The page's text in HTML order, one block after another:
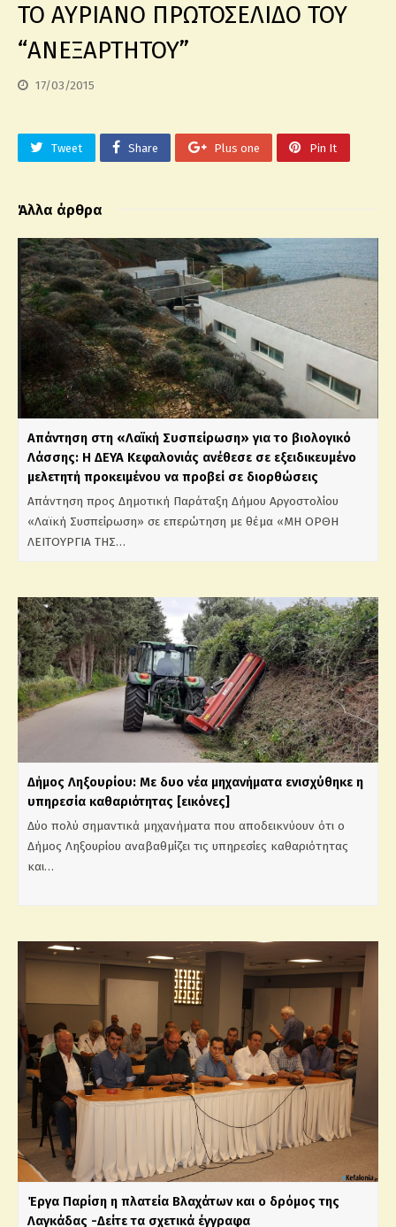
ΤΟ ΑΥΡΙΑΝΟ ΠΡΩΤΟΣΕΛΙΔΟ ΤΟΥ
“ΑΝΕΞΑΡΤΗΤΟΥ”
17/03/2015
Tweet Share Plus one Pin It
Άλλα άρθρα
Απάντηση στη «Λαϊκή Συσπείρωση» για το βιολογικό
Λάσσης: Η ΔΕΥΑ Κεφαλονιάς ανέθεσε σε εξειδικευμένο
μελετητή προκειμένου να προβεί σε διορθώσεις
Απάντηση προς Δημοτική Παράταξη Δήμου Αργοστολίου
«Λαϊκή Συσπείρωση» σε επερώτηση με θέμα «ΜΗ ΟΡΘΗ
ΛΕΙΤΟΥΡΓΙΑ ΤΗΣ…
Δήμος Ληξουρίου: Με δυο νέα μηχανήματα ενισχύθηκε η
υπηρεσία καθαριότητας [εικόνες]
Δύο πολύ σημαντικά μηχανήματα που αποδεικνύουν ότι ο
Δήμος Ληξουρίου αναβαθμίζει τις υπηρεσίες καθαριότητας
και…
Έργα Παρίση η πλατεία Βλαχάτων και ο δρόμος της
Λαγκάδας -Δείτε τα σχετικά έγγραφα